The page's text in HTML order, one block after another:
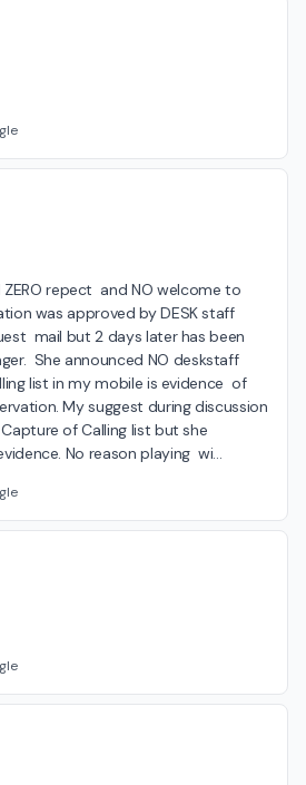
repect  and NO welcome to
was approved by DESK staff
mail but 2 days later has been
She announced NO deskstaff
list in my mobile is evidence  of
My suggest during discussion
of Calling list but she
No reason playing  wi